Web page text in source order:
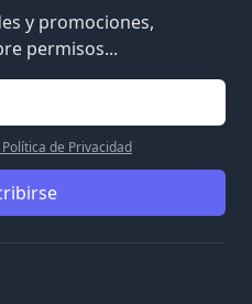
y promociones,
permisos...
de Privacidad